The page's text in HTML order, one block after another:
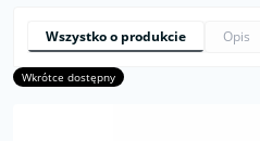
Wszystko o produkcie Opis
Wkrótce dostępny